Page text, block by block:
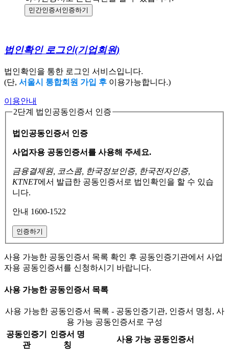
민간인증서 인증하기
법인확인 로그인(기업회원)
법인확인을 통한 로그인 서비스입니다.
(단, 서울시 통합회원 가입 후 이용가능합니다.)
이용안내
2단계 법인공동인증서 인증
법인공동인증서 인증
사업자용 공동인증서를 사용해 주세요.
금융결제원, 코스콤, 한국정보인증, 한국전자인증,
KTNET에서 발급한 공동인증서로 법인확인을 할 수 있습
니다.
안내 1600-1522
인증하기
사용 가능한 공동인증서 목록 확인 후 공동인증기관에서 사업
자용 공동인증서를 신청하시기 바랍니다.
사용 가능한 공동인증서 목록
사용 가능한 공동인증서 목록 - 공동인증기관, 인증서 명칭, 사
용 가능 공동인증서로 구성
공동인증기
관
인증서 명
칭
사용 가능 공동인증서